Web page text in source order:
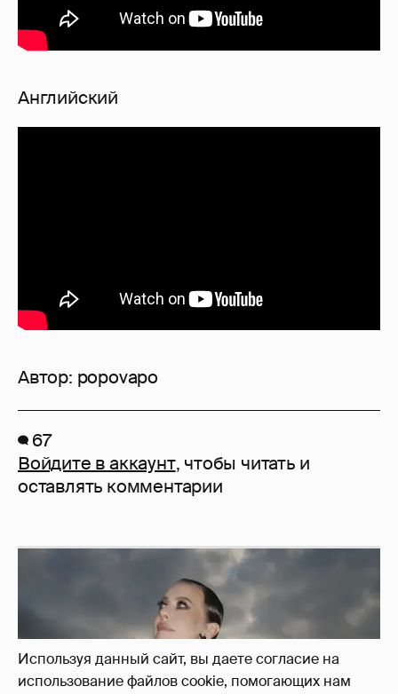
Используя данный сайт, вы даете согласие на
использование файлов cookie, помогающих нам
Английский
Автор: popovapo
67
Войдите в аккаунт, чтобы читать и
оставлять комментарии